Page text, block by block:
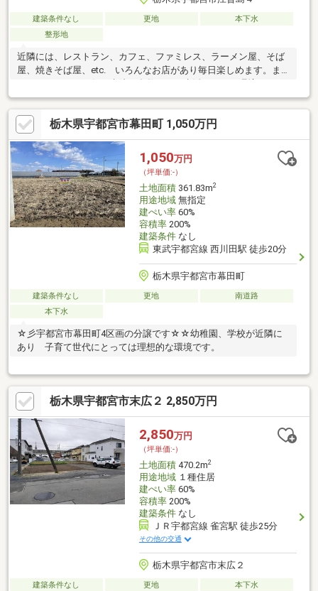
建築条件なし 更地
本下水
整形地
近隣には、レストラン、カフェ、ファミレス、ラーメン屋、そば
屋、焼きそば屋、etc. いろんなお店があり毎日楽しめます。ま
栃木県宇都宮市幕田町 1,050万円
1,050万円
（坪単価:-）
土地面積361.83m2
用途地域無指定
建ぺい率60%
容積率200%
建築条件なし
東武宇都宮線 西川田駅 徒歩20分
栃木県宇都宮市幕田町
建築条件なし 更地
南道路
本下水
☆彡宇都宮市幕田町4区画の分譲です☆☆幼稚園、学校が近隣に
あり 子育て世代にとっては理想的な環境です。
栃木県宇都宮市末広２ 2,850万円
2,850万円
（坪単価:-）
土地面積470.2m2
用途地域１種住居
建ぺい率60%
容積率200%
建築条件なし
ＪＲ宇都宮線 雀宮駅 徒歩25分
その他の交通
栃木県宇都宮市末広２
建築条件なし 更地
本下水